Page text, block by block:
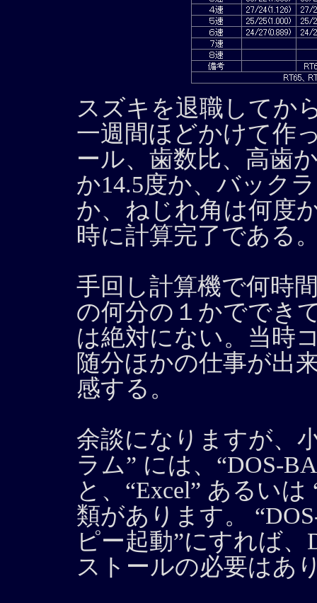
スズキを退職してか
一週間ほどかけて作
ール、歯数比、高歯
か14.5度か、バック
か、ねじれ角は何度
時に計算完了である
手回し計算機で何時
の何分の１かででき
は絶対にない。当時
随分ほかの仕事が出
感する。
余談になりますが、
ラム” には、“DOS-
と、“Excel” あるい
類があります。
ピー起動”にすれば
ストールの必要はあ